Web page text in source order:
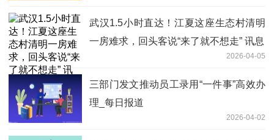
武汉1.5小时直达！江夏这座生态村清明
一房难求，回头客说“来了就不想走” 讯息
2026-04-05
三部门发文推动员工录用“一件事”高效办
理_每日报道
2026-04-02